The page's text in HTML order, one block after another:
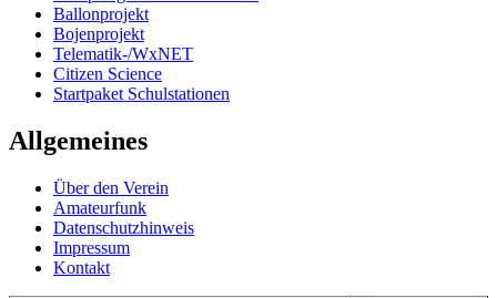
Ballonprojekt
Bojenprojekt
Telematik-/WxNET
Citizen Science
Startpaket Schulstationen
Allgemeines
Über den Verein
Amateurfunk
Datenschutzhinweis
Impressum
Kontakt